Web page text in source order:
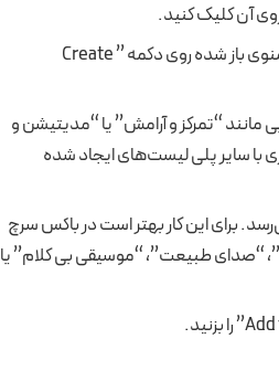
روی علامت ” +” که معمولا در بالای صفحه نشان داده می‌شود، کلیک کنید و از منوی باز شده روی دکمه ” Create
مانند “تمرکز و آرامش” یا “مدیتیشن و
با سایر پلی لیست‌های ایجاد شده
برای این کار بهتر است در باکس سرچ
“صدای طبیعت”، “موسیقی بی کلام” یا